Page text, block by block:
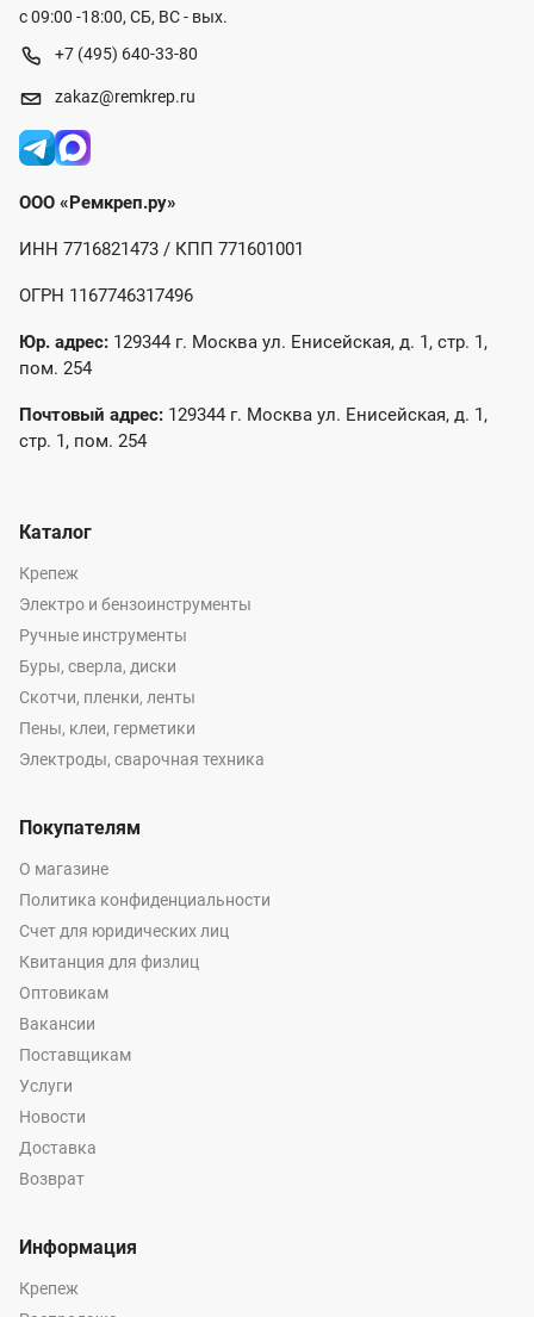
с 09:00 -18:00, СБ, ВС - вых.
+7 (495) 640-33-80
zakaz@remkrep.ru
ООО «Ремкреп.ру»
ИНН 7716821473 / КПП 771601001
ОГРН 1167746317496
Юр. адрес: 129344 г. Москва ул. Енисейская, д. 1, стр. 1,
пом. 254
Почтовый адрес: 129344 г. Москва ул. Енисейская, д. 1,
стр. 1, пом. 254
Каталог
Крепеж
Электро и бензоинструменты
Ручные инструменты
Буры, сверла, диски
Скотчи, пленки, ленты
Пены, клеи, герметики
Электроды, сварочная техника
Покупателям
О магазине
Политика конфиденциальности
Счет для юридических лиц
Квитанция для физлиц
Оптовикам
Вакансии
Поставщикам
Услуги
Новости
Доставка
Возврат
Информация
Крепеж